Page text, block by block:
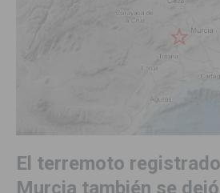
El terremoto
Murcia también se